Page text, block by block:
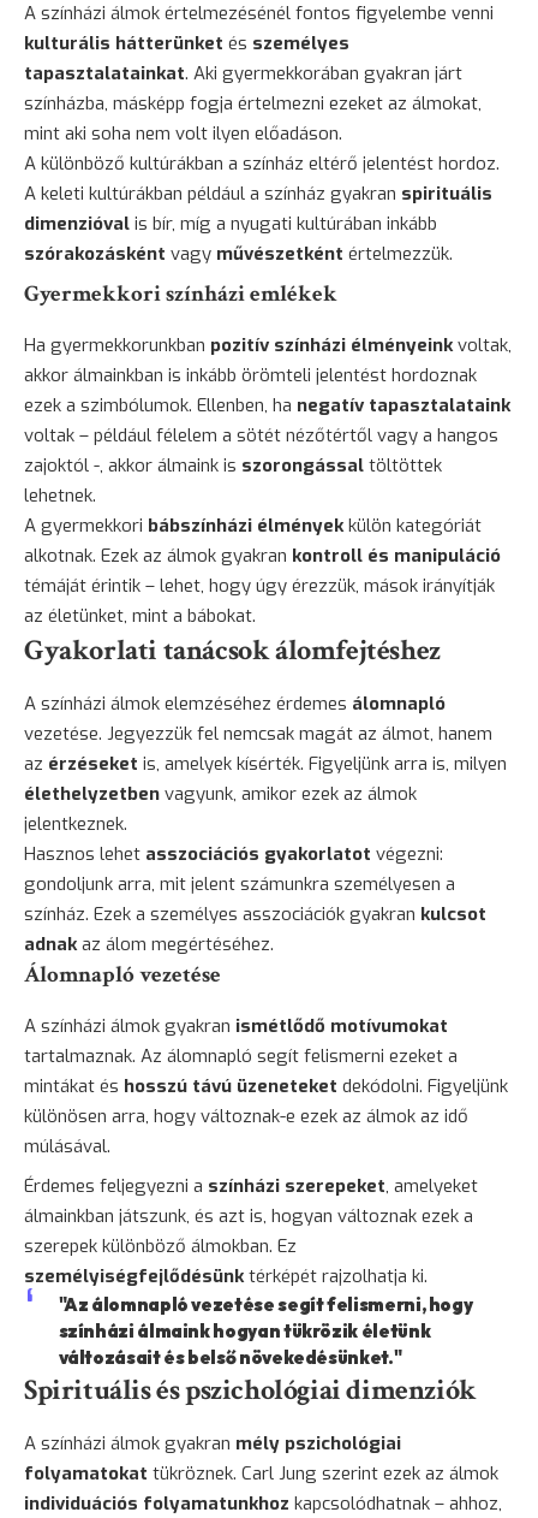
A színházi álmok értelmezésénél fontos figyelembe venni
kulturális hátterünket és személyes
tapasztalatainkat. Aki gyermekkorában gyakran járt
színházba, másképp fogja értelmezni ezeket az álmokat,
mint aki soha nem volt ilyen előadáson.
A különböző kultúrákban a színház eltérő jelentést hordoz.
A keleti kultúrákban például a színház gyakran spirituális
dimenzióval is bír, míg a nyugati kultúrában inkább
szórakozásként vagy művészetként értelmezzük.
Gyermekkori színházi emlékek
Ha gyermekkorunkban pozitív színházi élményeinkvoltak,
akkor álmainkban is inkább örömteli jelentést hordoznak
ezek a szimbólumok. Ellenben, ha negatív tapasztalataink
voltak – például félelem a sötét nézőtértől vagy a hangos
zajoktól -, akkor álmaink is szorongással töltöttek
lehetnek.
A gyermekkori bábszínházi élményekkülön kategóriát
alkotnak. Ezek az álmok gyakran kontroll és manipuláció
témáját érintik – lehet, hogy úgy érezzük, mások irányítják
az életünket, mint a bábokat.
Gyakorlati tanácsok álomfejtéshez
A színházi álmok elemzéséhez érdemes álomnapló
vezetése. Jegyezzük fel nemcsak magát az álmot, hanem
az érzéseket is, amelyek kísérték. Figyeljünk arra is, milyen
élethelyzetben vagyunk, amikor ezek az álmok
jelentkeznek.
Hasznos lehet asszociációs gyakorlatot végezni:
gondoljunk arra, mit jelent számunkra személyesen a
színház. Ezek a személyes asszociációk gyakran kulcsot
adnakaz álom megértéséhez.
Álomnapló vezetése
A színházi álmok gyakran ismétlődő motívumokat
tartalmaznak. Az álomnapló segít felismerni ezeket a
mintákat és hosszú távú üzeneteket dekódolni. Figyeljünk
különösen arra, hogy változnak-e ezek az álmok az idő
múlásával.
Érdemes feljegyezni a színházi szerepeket, amelyeket
álmainkban játszunk, és azt is, hogyan változnak ezek a
szerepek különböző álmokban. Ez
személyiségfejlődésünktérképét rajzolhatja ki.
"Az álomnapló vezetése segít felismerni, hogy
színházi álmaink hogyan tükrözik életünk
változásait és belső növekedésünket."
Spirituális és pszichológiai dimenziók
A színházi álmok gyakran mély pszichológiai
folyamatokat tükröznek. Carl Jung szerint ezek az álmok
individuációs folyamatunkhoz kapcsolódhatnak – ahhoz,